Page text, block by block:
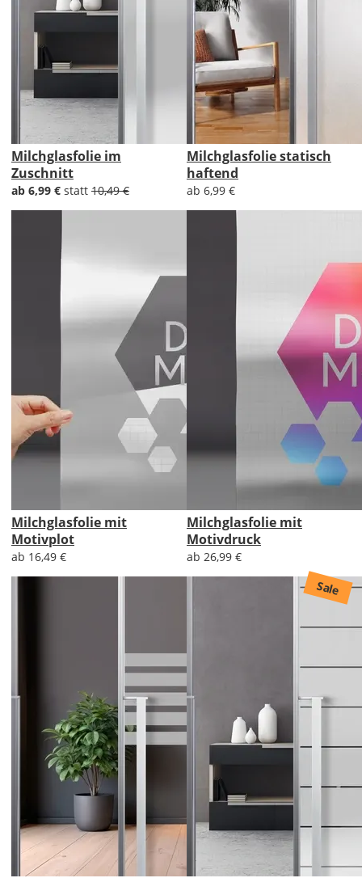
Milchglasfolie im
Zuschnitt
ab 6,99 € statt 10,49 €
Milchglasfolie statisch
haftend
ab 6,99 €
Milchglasfolie mit
Motivplot
ab 16,49 €
Milchglasfolie mit
Motivdruck
ab 26,99 €
Sale